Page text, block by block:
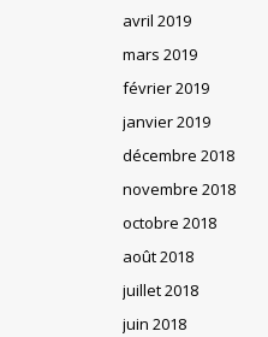
avril 2019
mars 2019
février 2019
janvier 2019
décembre 2018
novembre 2018
octobre 2018
août 2018
juillet 2018
juin 2018